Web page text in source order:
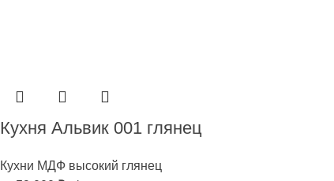
Кухня Альвик 001 глянец
Кухни МДФ высокий глянец